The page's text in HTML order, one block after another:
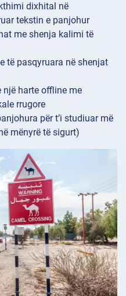
dixhital në
tekstin e panjohur
me shenja kalimi të
të pasqyruara në shenjat
një harte offline me
rrugore
për t’i studiuar më
mënyrë të sigurt)